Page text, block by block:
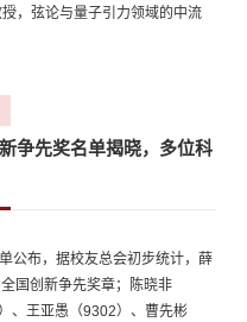
，弦论与量子引力领域的中流
来，正从传统大学实验室，向
争先奖名单揭晓，多位科
公布，据校友总会初步统计，薛
国创新争先奖章；陈晓非
、王亚愚（9302）、曹先彬